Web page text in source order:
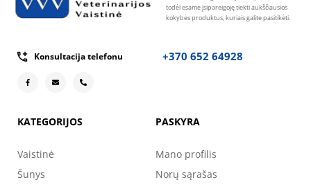
todėl esame įsipareigoję tiekti aukščiausios
kokybės produktus, kuriais galite pasitikėti.
Konsultacija telefonu +370 652 64928
KATEGORIJOS
Vaistinė
Šunys
PASKYRA
Mano profilis
Norų sąrašas